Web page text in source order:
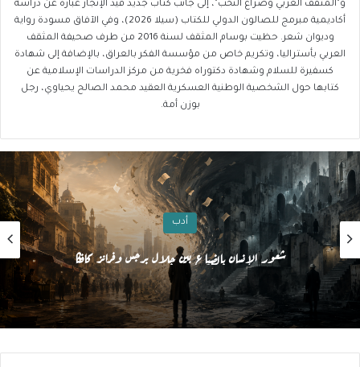
و"المثقف العربي وصراع النخب"، إلى جانب كتاب جديد قيد الإنجاز عبارة عن دراسة
أكاديمية مبرمج للصالون الدولي للكتاب (سيلا 2026)، وفي الآفاق مسودة رواية
وديوان شعر. حظيت بوسام المثقف لسنة 2016 من طرف صحيفة المثقف
العربي بأستراليا، وتكريم خاص من مؤسسة الفكر بالعراق، بالإضافة إلى شهادة
كسفيرة للسلام وشهادة دكتوراه فخرية من مركز الدراسات الإسلامية عن
كتابها حول الشخصية الوطنية العسكرية العقيد محمد الصالح يحياوي، رجل
بوزن أمة.
فكر وفلسفة
الهوية الرقمية والاغتراب الافتراضي: الإنسان بين الشاشة والواقع